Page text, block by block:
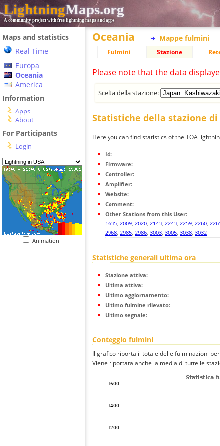
LightningMaps.org
A community project with free lightning maps and apps
Maps and statistics
Real Time
Europa
Oceania
America
Information
Apps
About
For Participants
Login
Animation
Oceania Mappe fulmini
Fulmini Stazione
Please note that the data
Scelta della stazione:
Statistiche della stazione di
Here you can find statistics of the TOA
Id:
Firmware:
Controller:
Amplifier:
Website:
Comment:
Other Stations from this User:
1635, 2009, 2020, 2143, 2243, 2259, 2260, 2261
2968, 2985, 2986, 3003, 3005, 3038, 3032
Statistiche generali ultima ora
Stazione attiva:
Ultima attiva:
Ultimo aggiornamento:
Ultimo fulmine rilevato:
Ultimo segnale:
Conteggio fulmini
Il grafico riporta il totale delle fulminazioni
Viene riportata anche la media di tutte le